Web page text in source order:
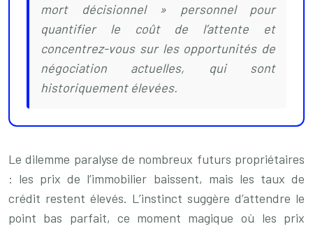
mort décisionnel » personnel pour
quantifier le coût de l’attente et
concentrez-vous sur les opportunités de
négociation actuelles, qui sont
historiquement élevées.
Le dilemme paralyse de nombreux futurs propriétaires
: les prix de l’immobilier baissent, mais les taux de
crédit restent élevés. L’instinct suggère d’attendre le
point bas parfait, ce moment magique où les prix